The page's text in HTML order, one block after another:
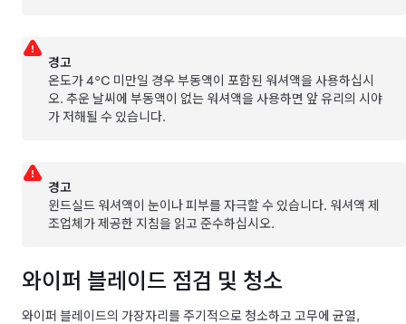
경고
온도가4°C 미만일 경우 부동액이 포함된 워셔액을 사용하십시
오. 추운 날씨에 부동액이 없는 워셔액을 사용하면 앞 유리의 시야
가 저해될 수 있습니다.
경고
윈드실드 워셔액이 눈이나 피부를 자극할 수 있습니다. 워셔액 제
조업체가 제공한 지침을 읽고 준수하십시오.
와이퍼 블레이드 점검 및 청소
와이퍼 블레이드의 가장자리를 주기적으로 청소하고 고무에 균열,